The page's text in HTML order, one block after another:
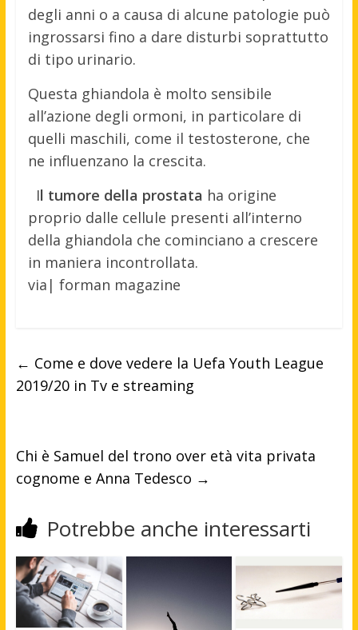
degli anni o a causa di alcune patologie può
ingrossarsi fino a dare disturbi soprattutto
di tipo urinario.
Questa ghiandola è molto sensibile
all’azione degli ormoni, in particolare di
quelli maschili, come il testosterone, che
ne influenzano la crescita.
Il tumore della prostata ha origine
proprio dalle cellule presenti all’interno
della ghiandola che cominciano a crescere
in maniera incontrollata.
via| forman magazine
← Come e dove vedere la Uefa Youth League
2019/20 in Tv e streaming
Chi è Samuel del trono over età vita privata
cognome e Anna Tedesco →
Potrebbe anche interessarti